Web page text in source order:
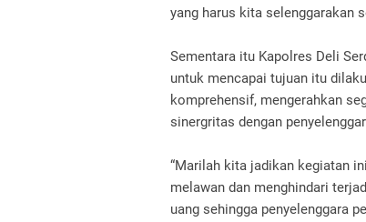
yang harus kita selenggarakan
Sementara itu Kapolres Deli
untuk mencapai tujuan itu
komprehensif, mengerahkan
sinergritas dengan
“Marilah kita jadikan kegiatan
melawan dan menghindari
uang sehingga penyelenggara